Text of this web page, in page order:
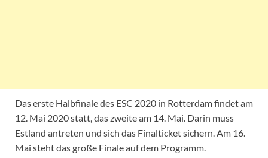
Das erste Halbfinale des ESC 2020 in Rotterdam findet am
12. Mai 2020 statt, das zweite am 14. Mai. Darin muss
Estland antreten und sich das Finalticket sichern. Am 16.
Mai steht das große Finale auf dem Programm.